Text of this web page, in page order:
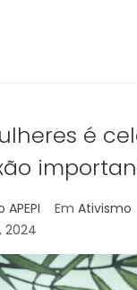
é
Em Ativismo
2024